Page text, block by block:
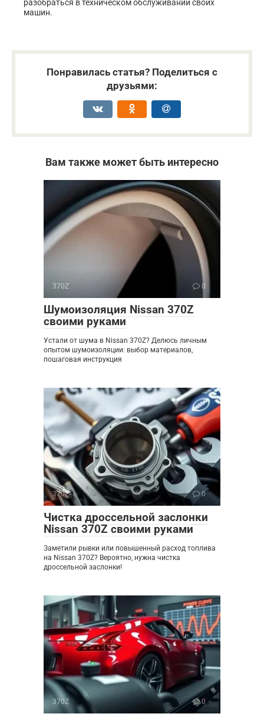
разобраться в техническом обслуживании своих
машин.
Понравилась статья? Поделиться с
друзьями:
Вам также может быть интересно
370Z 0
Шумоизоляция Nissan 370Z
своими руками
Устали от шума в Nissan 370Z? Делюсь личным
опытом шумоизоляции: выбор материалов,
пошаговая инструкция
370Z 0
Чистка дроссельной заслонки
Nissan 370Z своими руками
Заметили рывки или повышенный расход топлива
на Nissan 370Z? Вероятно, нужна чистка
дроссельной заслонки!
370Z 0